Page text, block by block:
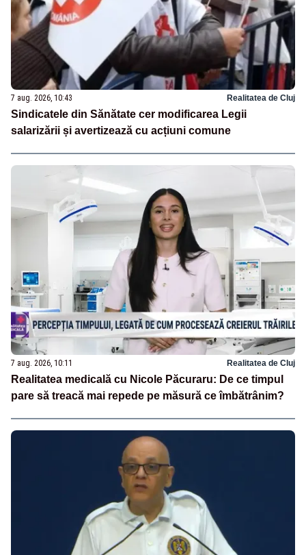
7 aug. 2026, 10:43 Realitatea de Cluj
Sindicatele din Sănătate cer modificarea Legii
salarizării și avertizează cu acțiuni comune
7 aug. 2026, 10:11 Realitatea de Cluj
Realitatea medicală cu Nicole Păcuraru: De ce timpul
pare să treacă mai repede pe măsură ce îmbătrânim?